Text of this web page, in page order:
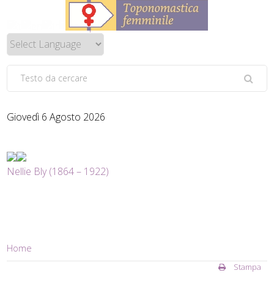
Giovedì 6 Agosto 2026
Nellie Bly (1864 – 1922)
Home
Stampa